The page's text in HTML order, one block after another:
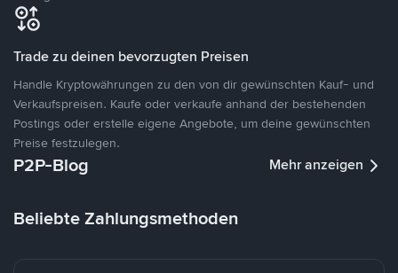
Trade zu deinen bevorzugten Preisen
Handle Kryptowährungen zu den von dir gewünschten Kauf- und
Verkaufspreisen. Kaufe oder verkaufe anhand der bestehenden
Postings oder erstelle eigene Angebote, um deine gewünschten
Preise festzulegen.
P2P-Blog Mehr anzeigen
Beliebte Zahlungsmethoden